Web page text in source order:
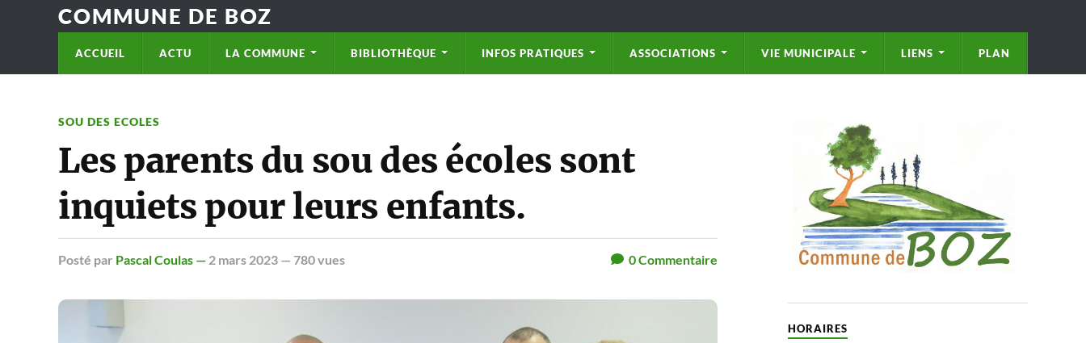
COMMUNE DE BOZ
ACCUEIL ACTU LA COMMUNE BIBLIOTHÈQUE INFOS PRATIQUES ASSOCIATIONS VIE MUNICIPALE LIENS PLAN
SOU DES ECOLES
Les parents du sou des écoles sont
inquiets pour leurs enfants.
Posté par Pascal Coulas — 2 mars 2023 — 780 vues 0Commentaire
HORAIRES